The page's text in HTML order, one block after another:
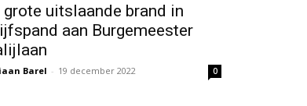
grote uitslaande brand in
aan Burgemeester
Barel - 19 december 2022 0